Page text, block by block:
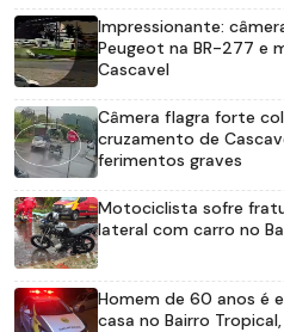
Impressionante:
Peugeot na BR-277 e
Cascavel
Câmera flagra forte
cruzamento de
ferimentos graves
Motociclista sofre
lateral com carro no
Homem de 60 anos é
casa no Bairro